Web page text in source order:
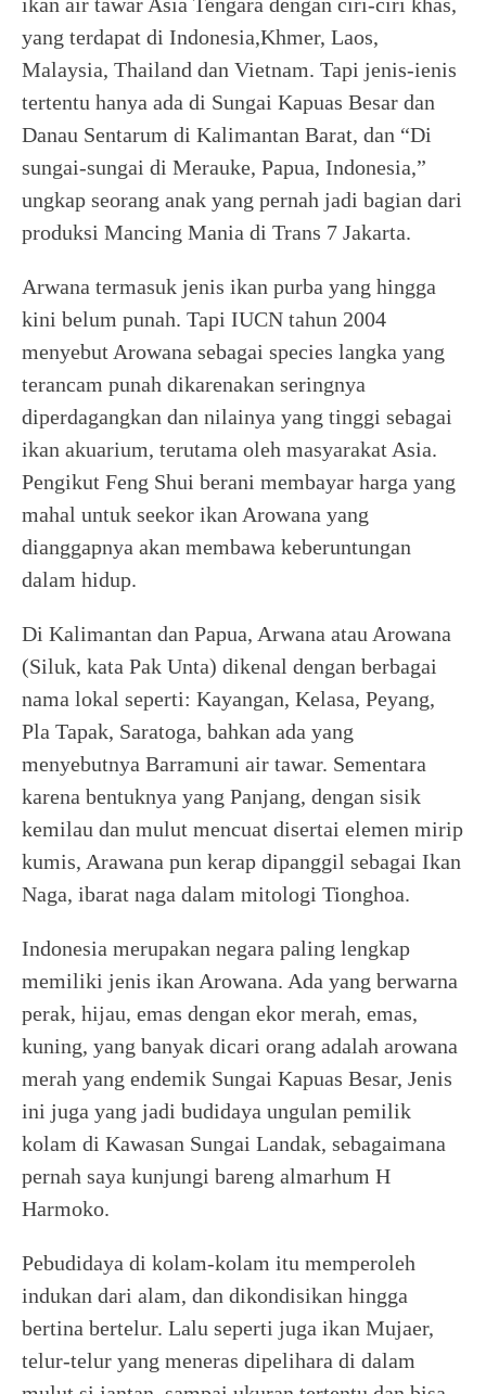
yang terdapat di Indonesia,Khmer, Laos,
Malaysia, Thailand dan Vietnam. Tapi jenis-ienis
tertentu hanya ada di Sungai Kapuas Besar dan
Danau Sentarum di Kalimantan Barat, dan “Di
sungai-sungai di Merauke, Papua, Indonesia,”
ungkap seorang anak yang pernah jadi bagian dari
produksi Mancing Mania di Trans 7 Jakarta.
Arwana termasuk jenis ikan purba yang hingga
kini belum punah. Tapi IUCN tahun 2004
menyebut Arowana sebagai species langka yang
terancam punah dikarenakan seringnya
diperdagangkan dan nilainya yang tinggi sebagai
ikan akuarium, terutama oleh masyarakat Asia.
Pengikut Feng Shui berani membayar harga yang
mahal untuk seekor ikan Arowana yang
dianggapnya akan membawa keberuntungan
dalam hidup.
Di Kalimantan dan Papua, Arwana atau Arowana
(Siluk, kata Pak Unta) dikenal dengan berbagai
nama lokal seperti: Kayangan, Kelasa, Peyang,
Pla Tapak, Saratoga, bahkan ada yang
menyebutnya Barramuni air tawar. Sementara
karena bentuknya yang Panjang, dengan sisik
kemilau dan mulut mencuat disertai elemen mirip
kumis, Arawana pun kerap dipanggil sebagai Ikan
Naga, ibarat naga dalam mitologi Tionghoa.
Indonesia merupakan negara paling lengkap
memiliki jenis ikan Arowana. Ada yang berwarna
perak, hijau, emas dengan ekor merah, emas,
kuning, yang banyak dicari orang adalah arowana
merah yang endemik Sungai Kapuas Besar, Jenis
ini juga yang jadi budidaya ungulan pemilik
kolam di Kawasan Sungai Landak, sebagaimana
pernah saya kunjungi bareng almarhum H
Harmoko.
Pebudidaya di kolam-kolam itu memperoleh
indukan dari alam, dan dikondisikan hingga
bertina bertelur. Lalu seperti juga ikan Mujaer,
telur-telur yang meneras dipelihara di dalam